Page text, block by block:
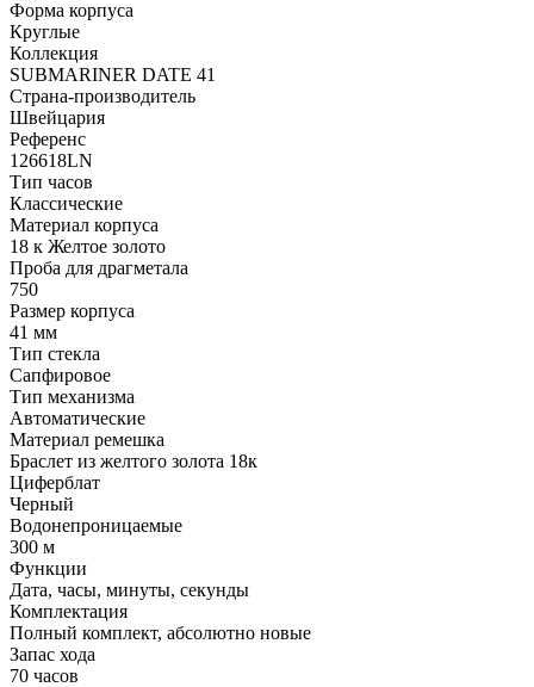
Форма корпуса
Круглые
Коллекция
SUBMARINER DATE 41
Страна-производитель
Швейцария
Референс
126618LN
Тип часов
Классические
Материал корпуса
18 к Желтое золото
Проба для драгметала
750
Размер корпуса
41 мм
Тип стекла
Сапфировое
Тип механизма
Автоматические
Материал ремешка
Браслет из желтого золота 18к
Циферблат
Черный
Водонепроницаемые
300 м
Функции
Дата, часы, минуты, секунды
Комплектация
Полный комплект, абсолютно новые
Запас хода
70 часов